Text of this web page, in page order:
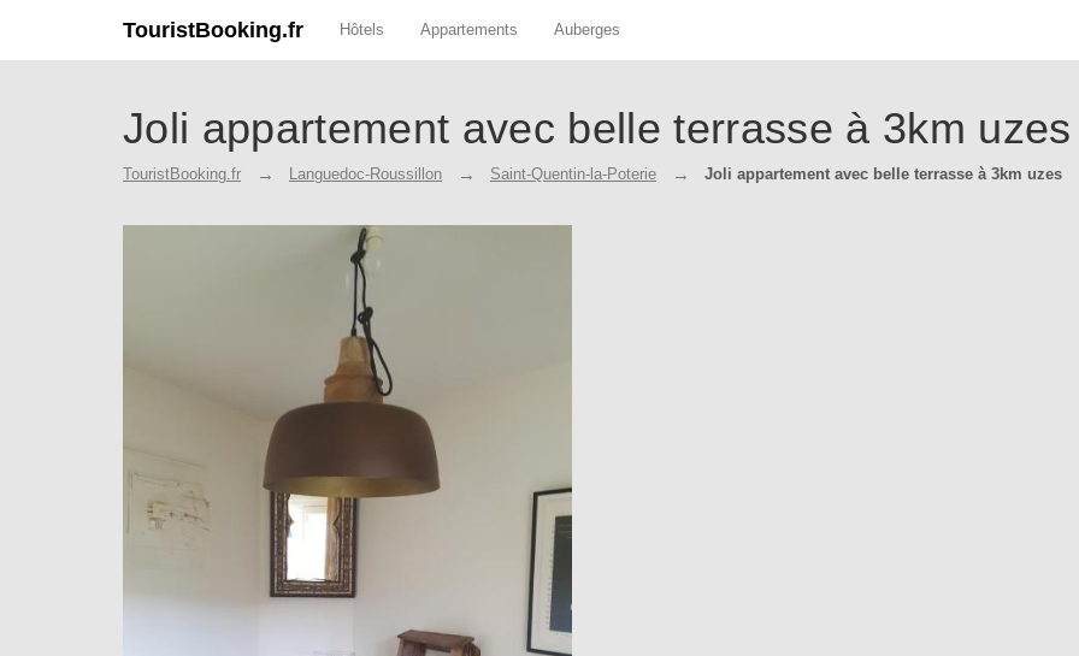
TouristBooking.fr Hôtels Appartements Auberges
Joli appartement avec belle terrasse à 3km uzes
TouristBooking.fr Languedoc-Roussillon Saint-Quentin-la-Poterie Joli appartement avec belle terrasse à 3km uzes